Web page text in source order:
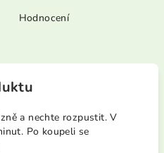
Hodnocení
a nechte rozpustit. V
Po koupeli se